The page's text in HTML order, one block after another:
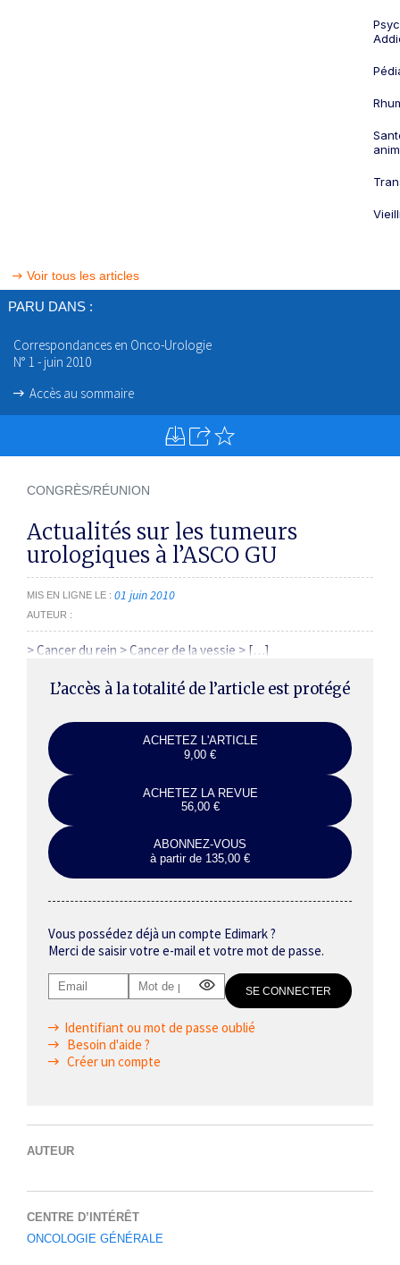
Voir tous les articles
PARU DANS :
Correspondances en Onco-Urologie
N° 1 - juin 2010
Accès au sommaire
CONGRÈS/RÉUNION
Actualités sur les tumeurs
urologiques à l’ASCO GU
MIS EN LIGNE LE 01 juin 2010
AUTEUR
> Cancer du rein > Cancer de la vessie > […]
L’accès à la totalité de l’article est protégé
ACHETEZ L'ARTICLE
9,00 €
ACHETEZ LA REVUE
56,00 €
ABONNEZ-VOUS
à partir de 135,00 €
Vous possédez déjà un compte Edimark ?
Merci de saisir votre e-mail et votre mot de passe.
Identifiant ou mot de passe oublié
Besoin d'aide ?
Créer un compte
AUTEUR
CENTRE D’INTÉRÊT
ONCOLOGIE GÉNÉRALE